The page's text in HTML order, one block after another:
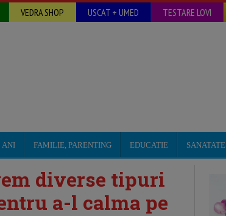
VEDRA SHOP USCAT + UMED TESTARE LOVI
ANI FAMILIE, PARENTING EDUCATIE SANATATE
diverse tipuri
a-l calma pe